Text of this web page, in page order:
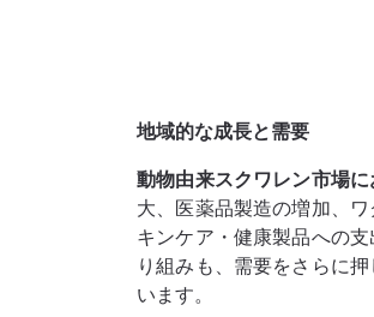
地域的な成長と需要
動物由来スクワレン市場
大、医薬品製造の増加、
キンケア・健康製品への
り組みも、需要をさらに
います。